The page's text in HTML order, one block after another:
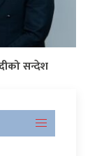
सन्देश